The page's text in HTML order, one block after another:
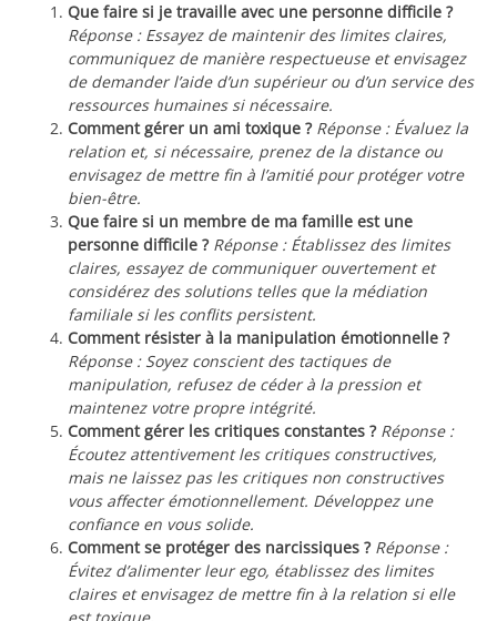
Que faire si je travaille avec une personne difficile ?
Réponse : Essayez de maintenir des limites claires,
communiquez de manière respectueuse et envisagez
de demander l’aide d’un supérieur ou d’un service des
ressources humaines si nécessaire.
Comment gérer un ami toxique ? Réponse : Évaluez la
relation et, si nécessaire, prenez de la distance ou
envisagez de mettre fin à l’amitié pour protéger votre
bien-être.
Que faire si un membre de ma famille est une
personne difficile ? Réponse : Établissez des limites
claires, essayez de communiquer ouvertement et
considérez des solutions telles que la médiation
familiale si les conflits persistent.
Comment résister à la manipulation émotionnelle ?
Réponse : Soyez conscient des tactiques de
manipulation, refusez de céder à la pression et
maintenez votre propre intégrité.
Comment gérer les critiques constantes ? Réponse :
Écoutez attentivement les critiques constructives,
mais ne laissez pas les critiques non constructives
vous affecter émotionnellement. Développez une
confiance en vous solide.
Comment se protéger des narcissiques ? Réponse :
Évitez d’alimenter leur ego, établissez des limites
claires et envisagez de mettre fin à la relation si elle